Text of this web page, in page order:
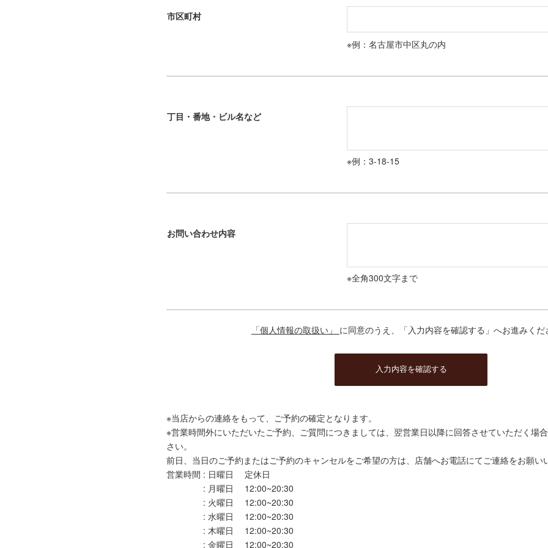
市区町村
※例：名古屋市中区丸の内
丁目・番地・ビル名など
※例：3-18-15
お問い合わせ内容
※全角300文字まで
「個人情報の取扱い」 に同意のうえ、「入力内容を確認する」へお進みくだ
※当店からの連絡をもって、ご予約の確定となります。
※営業時間外にいただいたご予約、ご質問につきましては、翌営業日以降に回答させていただく場
さい。
前日、当日のご予約またはご予約のキャンセルをご希望の方は、店舗へお電話にてご連絡をお願い
営業時間 : 日曜日 定休日
: 月曜日 12:00~20:30
: 火曜日 12:00~20:30
: 水曜日 12:00~20:30
: 木曜日 12:00~20:30
: 金曜日 12:00~20:30